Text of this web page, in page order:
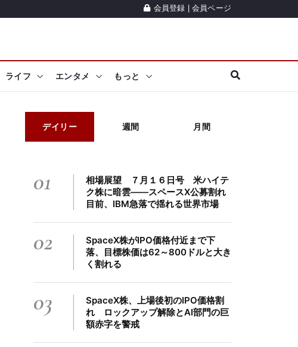
会員登録 会員ページ
ライフ エンタメ もっと
デイリー 週間 月間
01
相場展望 ７月１６日号 米ハイテ
ク株に暗雲――スペースX公募割れ
目前、IBM急落で揺れる世界市場
02
SpaceX株がIPO価格付近まで下
落、目標株価は62～800ドルと大き
く割れる
03
SpaceX株、上場後初のIPO価格割
れ ロックアップ解除とAI部門の巨
額赤字を警戒